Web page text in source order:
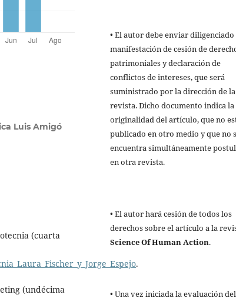
Luis Amigó
(cuarta
.
(undécima
• El autor debe enviar diligenciado
manifestación de cesión de
patrimoniales y declaración de
conflictos de intereses, que será
suministrado por la dirección de la
revista. Dicho documento indica la
originalidad del artículo, que no
publicado en otro medio y que no
encuentra simultáneamente
en otra revista.
• El autor hará cesión de todos los
derechos sobre el artículo a la
Science Of Human Action.
• Una vez iniciada la evaluación del